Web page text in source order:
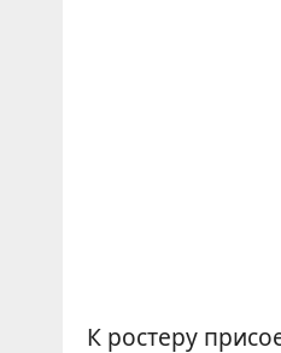
К ростеру